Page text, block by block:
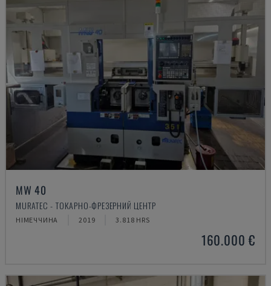
MW 40
MURATEC - ТОКАРНО-ФРЕЗЕРНИЙ ЦЕНТР
НІМЕЧЧИНА 2019 3.818 HRS
160.000 €